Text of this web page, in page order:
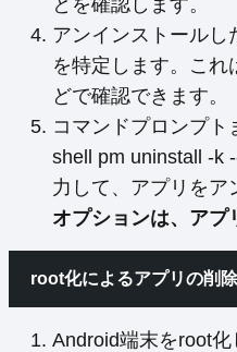
アンインストールし
を特定します。これ
どで確認できます。
コマンドプロンプ
shell pm uninstall -k
力して、アプリをア
オプションは、アプ
root化によるアプリの削除
Android端末をroot